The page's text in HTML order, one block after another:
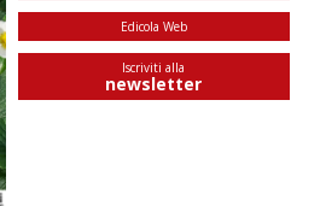
Edicola Web
Iscriviti alla
newsletter